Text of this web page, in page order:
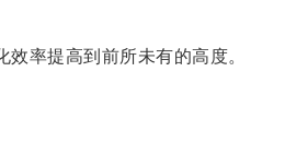
率提高到前所未有的高度。